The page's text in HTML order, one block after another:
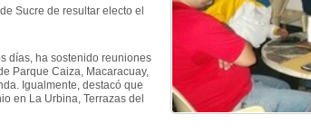
Sucre de resultar electo el
días, ha sostenido reuniones
Parque Caiza, Macaracuay,
Igualmente, destacó que
en La Urbina, Terrazas del